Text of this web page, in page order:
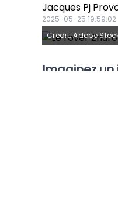
Jacques Pj
2025-05-25 19:59:02
Crédit: Adobe
Imaginez